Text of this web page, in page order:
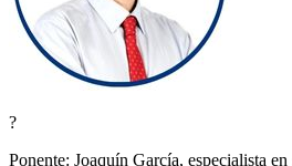
?
Ponente: Joaquín García, especialista